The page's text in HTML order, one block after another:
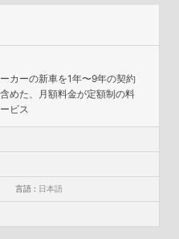
カーの新車を1年〜9年の契約
めた、月額料金が定額制の料
ビス
言語 : 日本語